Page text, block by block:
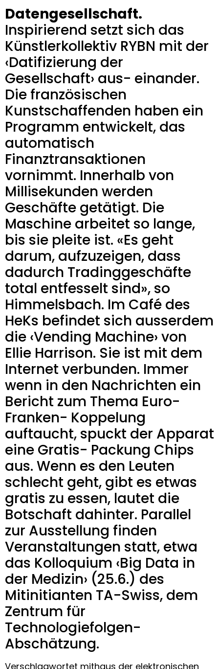
Datengesellschaft.
Inspirierend setzt sich das
Künstlerkollektiv RYBN mit der
‹Datifizierung der
Gesellschaft› aus- einander.
Die französischen
Kunstschaffenden haben ein
Programm entwickelt, das
automatisch
Finanztransaktionen
vornimmt. Innerhalb von
Millisekunden werden
Geschäfte getätigt. Die
Maschine arbeitet so lange,
bis sie pleite ist. «Es geht
darum, aufzuzeigen, dass
dadurch Tradinggeschäfte
total entfesselt sind», so
Himmelsbach. Im Café des
HeKs befindet sich ausserdem
die ‹Vending Machine› von
Ellie Harrison. Sie ist mit dem
Internet verbunden. Immer
wenn in den Nachrichten ein
Bericht zum Thema Euro-
Franken- Koppelung
auftaucht, spuckt der Apparat
eine Gratis- Packung Chips
aus. Wenn es den Leuten
schlecht geht, gibt es etwas
gratis zu essen, lautet die
Botschaft dahinter. Parallel
zur Ausstellung finden
Veranstaltungen statt, etwa
das Kolloquium ‹Big Data in
der Medizin› (25.6.) des
Mitinitianten TA-Swiss, dem
Zentrum für
Technologiefolgen-
Abschätzung.
Verschlagwortet mithaus der elektronischen